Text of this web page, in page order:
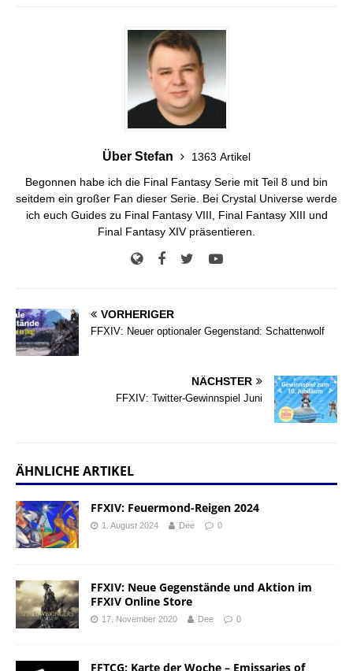
Über Stefan
1363 Artikel
Begonnen habe ich die Final Fantasy Serie mit Teil 8 und bin
seitdem ein großer Fan dieser Serie. Bei Crystal Universe werde
ich euch Guides zu Final Fantasy VIII, Final Fantasy XIII und
Final Fantasy XIV präsentieren.
VORHERIGER
FFXIV: Neuer optionaler Gegenstand: Schattenwolf
NÄCHSTER
FFXIV: Twitter-Gewinnspiel Juni
ÄHNLICHE ARTIKEL
FFXIV: Feuermond-Reigen 2024
1. August 2024 Dee 0
FFXIV: Neue Gegenstände und Aktion im
FFXIV Online Store
17. November 2020 Dee 0
FFTCG: Karte der Woche – Emissaries of